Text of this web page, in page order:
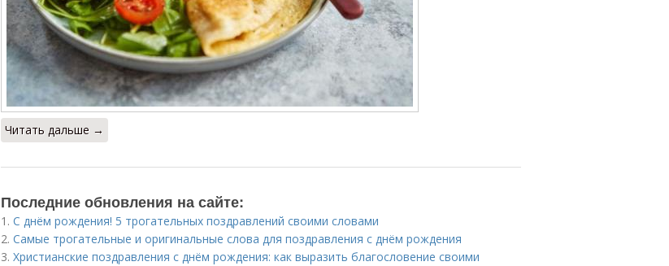
Читать дальше →
Последние обновления на сайте:
1. С днём рождения! 5 трогательных поздравлений своими словами
2. Самые трогательные и оригинальные слова для поздравления с днём рождения
3. Христианские поздравления с днём рождения: как выразить благословение своими